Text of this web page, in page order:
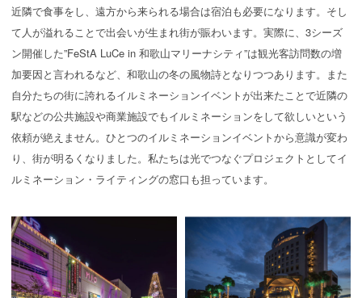
近隣で食事をし、遠方から来られる場合は宿泊も必要になります。そし
て人が溢れることで出会いが生まれ街が賑わいます。実際に、3シーズ
ン開催した”FeStA LuCe in 和歌山マリーナシティ”は観光客訪問数の増
加要因と言われるなど、和歌山の冬の風物詩となりつつあります。また
自分たちの街に誇れるイルミネーションイベントが出来たことで近隣の
駅などの公共施設や商業施設でもイルミネーションをして欲しいという
依頼が絶えません。ひとつのイルミネーションイベントから意識が変わ
り、街が明るくなりました。私たちは光でつなぐプロジェクトとしてイ
ルミネーション・ライティングの窓口も担っています。